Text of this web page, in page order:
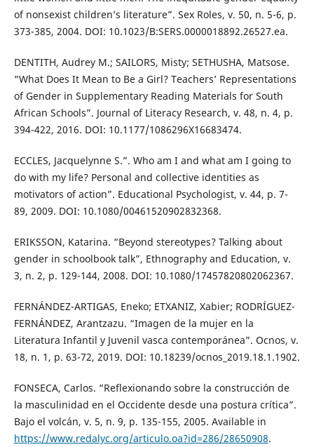
of nonsexist children’s literature”. Sex Roles, v. 50, n. 5-6, p.
373-385, 2004. DOI: 10.1023/B:SERS.0000018892.26527.ea.
DENTITH, Audrey M.; SAILORS, Misty; SETHUSHA, Matsose.
“What Does It Mean to Be a Girl? Teachers’ Representations
of Gender in Supplementary Reading Materials for South
African Schools”. Journal of Literacy Research, v. 48, n. 4, p.
394-422, 2016. DOI: 10.1177/1086296X16683474.
ECCLES, Jacquelynne S.”. Who am I and what am I going to
do with my life? Personal and collective identities as
motivators of action”. Educational Psychologist, v. 44, p. 7-
89, 2009. DOI: 10.1080/00461520902832368.
ERIKSSON, Katarina. “Beyond stereotypes? Talking about
gender in schoolbook talk”, Ethnography and Education, v.
3, n. 2, p. 129-144, 2008. DOI: 10.1080/17457820802062367.
FERNÁNDEZ-ARTIGAS, Eneko; ETXANIZ, Xabier; RODRÍGUEZ-
FERNÁNDEZ, Arantzazu. “Imagen de la mujer en la
Literatura Infantil y Juvenil vasca contemporánea”. Ocnos, v.
18, n. 1, p. 63-72, 2019. DOI: 10.18239/ocnos_2019.18.1.1902.
FONSECA, Carlos. “Reflexionando sobre la construcción de
la masculinidad en el Occidente desde una postura crítica”.
Bajo el volcán, v. 5, n. 9, p. 135-155, 2005. Available in
https://www.redalyc.org/articulo.oa?id=286/28650908.